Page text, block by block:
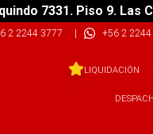
7331. Piso 9. Las
2 2244 3777 | +56 2
LIQUIDACIÓN